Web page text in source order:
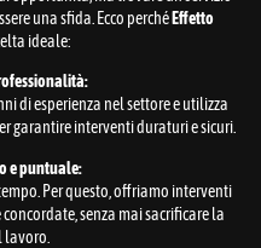
una sfida. Ecco perché Effetto
ideale:
di esperienza nel settore e utilizza
garantire interventi duraturi e sicuri.
e puntuale:
Per questo, offriamo interventi
senza mai sacrificare la